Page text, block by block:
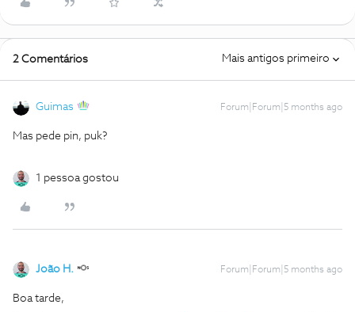
2 Comentários Mais antigos primeiro
Guimas Forum|Forum|5 months ago
Mas pede pin, puk?
1 pessoa gostou
João H. Forum|Forum|5 months ago
Boa tarde,